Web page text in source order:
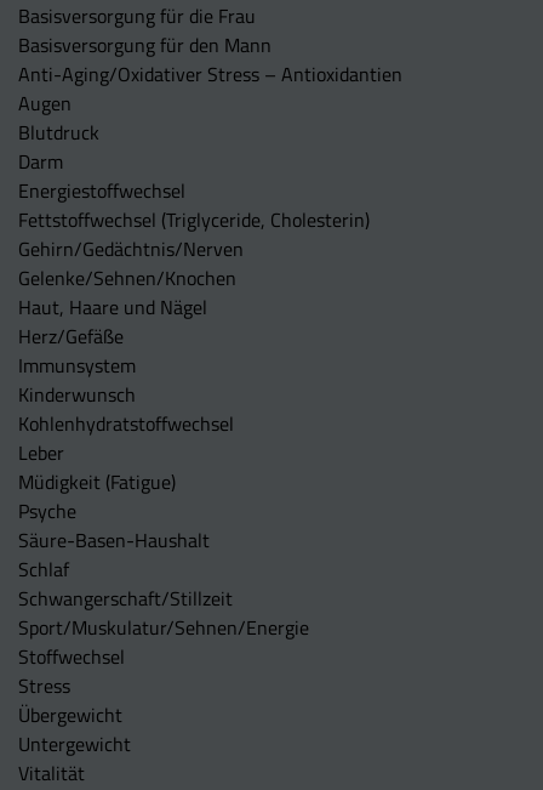
Basisversorgung für die Frau
Basisversorgung für den Mann
Anti-Aging/Oxidativer Stress – Antioxidantien
Augen
Blutdruck
Darm
Energiestoffwechsel
Fettstoffwechsel (Triglyceride, Cholesterin)
Gehirn/Gedächtnis/Nerven
Gelenke/Sehnen/Knochen
Haut, Haare und Nägel
Herz/Gefäße
Immunsystem
Kinderwunsch
Kohlenhydratstoffwechsel
Leber
Müdigkeit (Fatigue)
Psyche
Säure-Basen-Haushalt
Schlaf
Schwangerschaft/Stillzeit
Sport/Muskulatur/Sehnen/Energie
Stoffwechsel
Stress
Übergewicht
Untergewicht
Vitalität